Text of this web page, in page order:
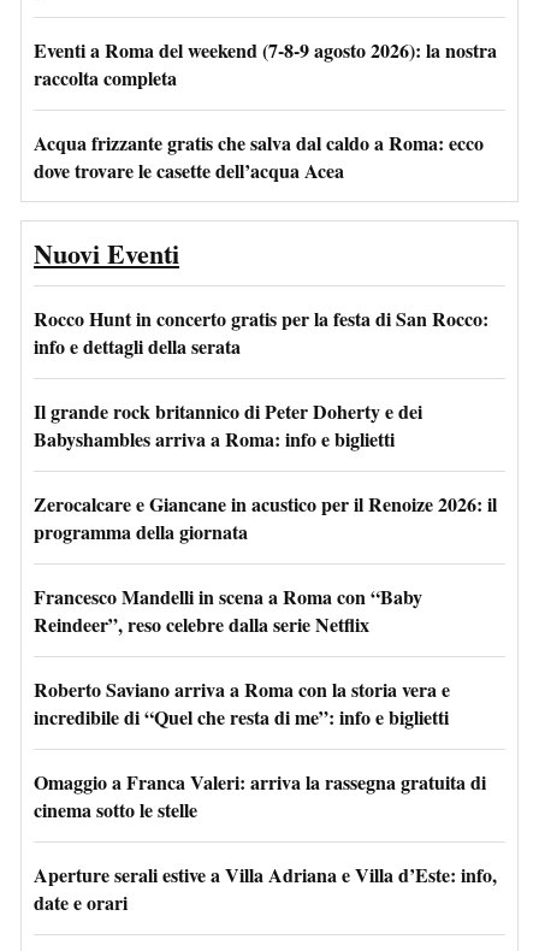
Eventi a Roma del weekend (7-8-9 agosto 2026): la nostra
raccolta completa
Acqua frizzante gratis che salva dal caldo a Roma: ecco
dove trovare le casette dell’acqua Acea
Nuovi Eventi
Rocco Hunt in concerto gratis per la festa di San Rocco:
info e dettagli della serata
Il grande rock britannico di Peter Doherty e dei
Babyshambles arriva a Roma: info e biglietti
Zerocalcare e Giancane in acustico per il Renoize 2026: il
programma della giornata
Francesco Mandelli in scena a Roma con “Baby
Reindeer”, reso celebre dalla serie Netflix
Roberto Saviano arriva a Roma con la storia vera e
incredibile di “Quel che resta di me”: info e biglietti
Omaggio a Franca Valeri: arriva la rassegna gratuita di
cinema sotto le stelle
Aperture serali estive a Villa Adriana e Villa d’Este: info,
date e orari